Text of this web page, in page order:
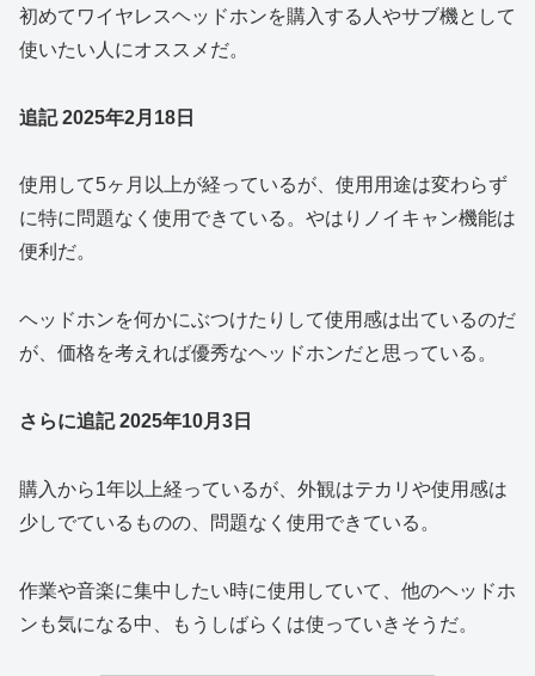
初めてワイヤレスヘッドホンを購入する人やサブ機として
使いたい人にオススメだ。
追記 2025年2月18日
使用して5ヶ月以上が経っているが、使用用途は変わらず
に特に問題なく使用できている。やはりノイキャン機能は
便利だ。
ヘッドホンを何かにぶつけたりして使用感は出ているのだ
が、価格を考えれば優秀なヘッドホンだと思っている。
さらに追記 2025年10月3日
購入から1年以上経っているが、外観はテカリや使用感は
少しでているものの、問題なく使用できている。
作業や音楽に集中したい時に使用していて、他のヘッドホ
ンも気になる中、もうしばらくは使っていきそうだ。